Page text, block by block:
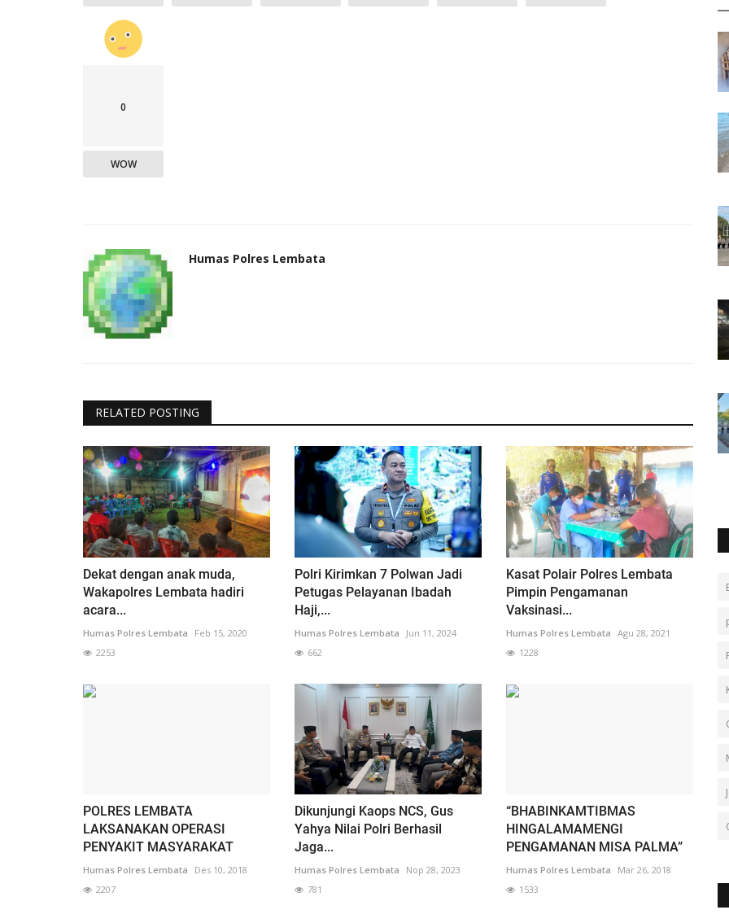
0
WOW
Humas Polres Lembata
RELATED POSTING
Dekat dengan anak muda,
Wakapolres Lembata hadiri
acara...
Humas Polres Lembata
Feb 15, 2020
2253
Polri Kirimkan 7 Polwan Jadi
Petugas Pelayanan Ibadah
Haji,...
Humas Polres Lembata
Jun 11, 2024
662
Kasat Polair Polres Lembata
Pimpin Pengamanan
Vaksinasi...
Humas Polres Lembata Agu 28, 2021
1228
POLRES LEMBATA
LAKSANAKAN OPERASI
PENYAKIT MASYARAKAT
Humas Polres Lembata
Des 10, 2018
2207
Dikunjungi Kaops NCS, Gus
Yahya Nilai Polri Berhasil
Jaga...
Humas Polres Lembata
Nop 28, 2023
781
“BHABINKAMTIBMAS
HINGALAMAMENGI
PENGAMANAN MISA PALMA”
Humas Polres Lembata
Mar 26, 2018
1533